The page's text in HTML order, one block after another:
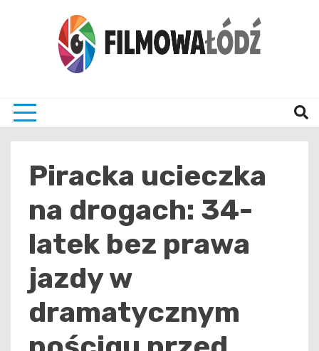
Piracka ucieczka
na drogach: 34-
latek bez prawa
jazdy w
dramatycznym